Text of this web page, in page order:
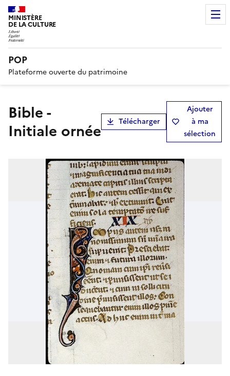
MINISTÈRE
DE LA CULTURE
POP
Plateforme ouverte du patrimoine
Bible -
Initiale ornée
Télécharger
Ajouter
à ma
sélection